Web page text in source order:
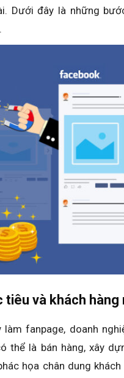
Dưới đây là những
tiêu và khách hàng
fanpage, doanh
thể là bán hàng, xây
họa chân dung